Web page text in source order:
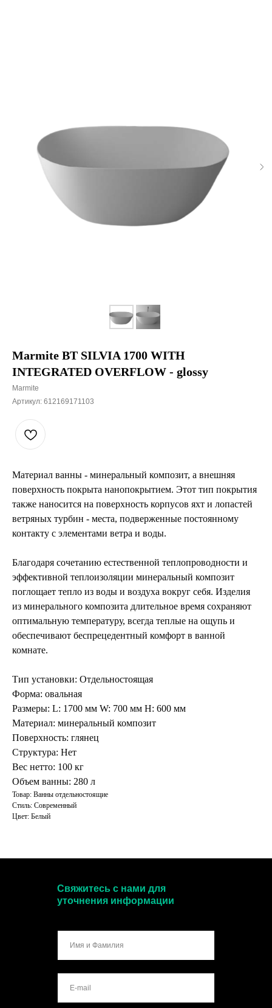
Marmite BT SILVIA 1700 WITH
INTEGRATED OVERFLOW - glossy
Marmite
Артикул: 612169171103
Материал ванны - минеральный композит, а внешняя
поверхность покрыта нанопокрытием. Этот тип покрытия
также наносится на поверхность корпусов яхт и лопастей
ветряных турбин - места, подверженные постоянному
контакту с элементами ветра и воды.
Благодаря сочетанию естественной теплопроводности и
эффективной теплоизоляции минеральный композит
поглощает тепло из воды и воздуха вокруг себя. Изделия
из минерального композита длительное время сохраняют
оптимальную температуру, всегда теплые на ощупь и
обеспечивают беспрецедентный комфорт в ванной
комнате.
Тип установки: Отдельностоящая
Форма: овальная
Размеры: L: 1700 мм W: 700 мм H: 600 мм
Материал: минеральный композит
Поверхность: глянец
Структура: Нет
Вес нетто: 100 кг
Объем ванны: 280 л
Товар: Ванны отдельностоящие
Стиль: Современный
Цвет: Белый
Свяжитесь с нами для
уточнения информации